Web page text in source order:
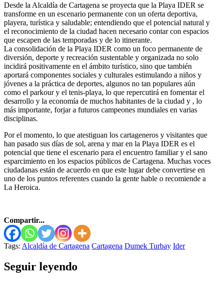
Desde la Alcaldía de Cartagena se proyecta que la Playa IDER se
transforme en un escenario permanente con un oferta deportiva,
playera, turística y saludable; entendiendo que el potencial natural y
el reconocimiento de la ciudad hacen necesario contar con espacios
que escapen de las temporadas y de lo itinerante.
La consolidación de la Playa IDER como un foco permanente de
diversión, deporte y recreación sustentable y organizada no solo
incidirá positivamente en el ámbito turístico, sino que también
aportará componentes sociales y culturales estimulando a niños y
jóvenes a la práctica de deportes, algunos no tan populares aún
como el parkour y el tenis-playa, lo que repercutirá en fomentar el
desarrollo y la economía de muchos habitantes de la ciudad y , lo
más importante, forjar a futuros campeones mundiales en varias
disciplinas.
Por el momento, lo que atestiguan los cartageneros y visitantes que
han pasado sus días de sol, arena y mar en la Playa IDER es el
potencial que tiene el escenario para el encuentro familiar y el sano
esparcimiento en los espacios públicos de Cartagena. Muchas voces
ciudadanas están de acuerdo en que este lugar debe convertirse en
uno de los puntos referentes cuando la gente hable o recomiende a
La Heroica.
Compartir...
Tags: Alcaldía de Cartagena Cartagena Dumek Turbay Ider
Seguir leyendo